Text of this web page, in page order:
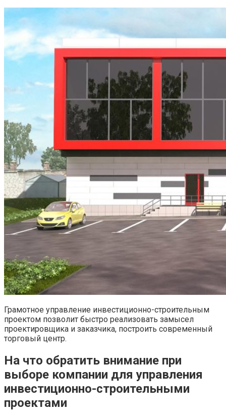
Грамотное управление инвестиционно-строительным
проектом позволит быстро реализовать замысел
проектировщика и заказчика, построить современный
торговый центр.
На что обратить внимание при
выборе компании для управления
инвестиционно-строительными
проектами